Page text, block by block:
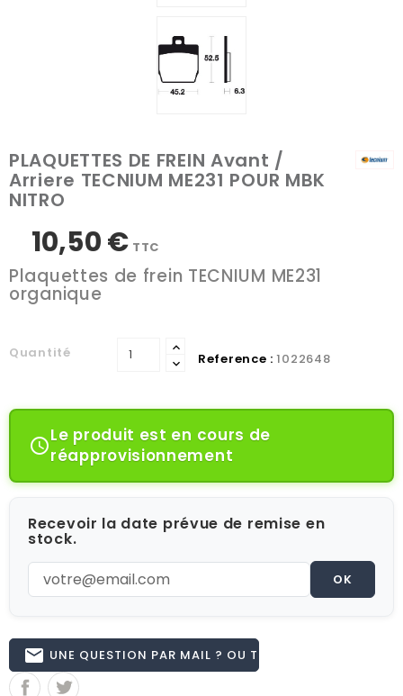
PLAQUETTES DE FREIN Avant /
Arriere TECNIUM ME231 POUR MBK
NITRO
10,50 € TTC
Plaquettes de frein TECNIUM ME231
organique
Quantité Reference : 1022648
Le produit est en cours de
réapprovisionnement
Recevoir la date prévue de remise en
stock.
OK
email UNE QUESTION PAR MAIL ? OU TÉL 02.51.62.16.59